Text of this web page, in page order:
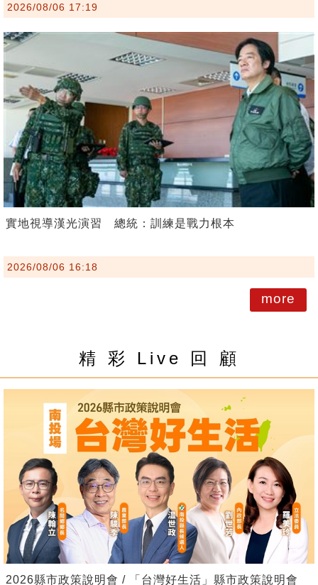
2026/08/06 17:19
實地視導漢光演習 總統：訓練是戰力根本
2026/08/06 16:18
more
精 彩 Live 回 顧
2026縣市政策說明會 / 「台灣好生活」縣市政策說明會